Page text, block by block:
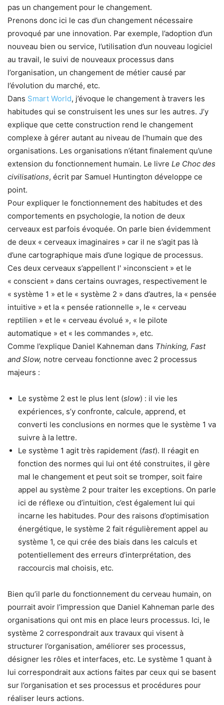
pas un changement pour le changement.
Prenons donc ici le cas d’un changement nécessaire
provoqué par une innovation. Par exemple, l’adoption d’un
nouveau bien ou service, l’utilisation d’un nouveau logiciel
au travail, le suivi de nouveaux processus dans
l’organisation, un changement de métier causé par
l’évolution du marché, etc.
Dans Smart World, j’évoque le changement à travers les
habitudes qui se construisent les unes sur les autres. J’y
explique que cette construction rend le changement
complexe à gérer autant au niveau de l’humain que des
organisations. Les organisations n’étant finalement qu’une
extension du fonctionnement humain. Le livre Le Choc des
civilisations, écrit par Samuel Huntington développe ce
point.
Pour expliquer le fonctionnement des habitudes et des
comportements en psychologie, la notion de deux
cerveaux est parfois évoquée. On parle bien évidemment
de deux « cerveaux imaginaires » car il ne s’agit pas là
d’une cartographique mais d’une logique de processus.
Ces deux cerveaux s’appellent l' »inconscient » et le
« conscient » dans certains ouvrages, respectivement le
« système 1 » et le « système 2 » dans d’autres, la « pensée
intuitive » et la « pensée rationnelle », le « cerveau
reptilien » et le « cerveau évolué », « le pilote
automatique » et « les commandes », etc.
Comme l’explique Daniel Kahneman dans Thinking, Fast
and Slow, notre cerveau fonctionne avec 2 processus
majeurs :
Le système 2 est le plus lent (slow) : il vie les
expériences, s’y confronte, calcule, apprend, et
converti les conclusions en normes que le système 1 va
suivre à la lettre.
Le système 1 agit très rapidement (fast). Il réagit en
fonction des normes qui lui ont été construites, il gère
mal le changement et peut soit se tromper, soit faire
appel au système 2 pour traiter les exceptions. On parle
ici de réflexe ou d’intuition, c’est également lui qui
incarne les habitudes. Pour des raisons d’optimisation
énergétique, le système 2 fait régulièrement appel au
système 1, ce qui crée des biais dans les calculs et
potentiellement des erreurs d’interprétation, des
raccourcis mal choisis, etc.
Bien qu’il parle du fonctionnement du cerveau humain, on
pourrait avoir l’impression que Daniel Kahneman parle des
organisations qui ont mis en place leurs processus. Ici, le
système 2 correspondrait aux travaux qui visent à
structurer l’organisation, améliorer ses processus,
désigner les rôles et interfaces, etc. Le système 1 quant à
lui correspondrait aux actions faites par ceux qui se basent
sur l’organisation et ses processus et procédures pour
réaliser leurs actions.